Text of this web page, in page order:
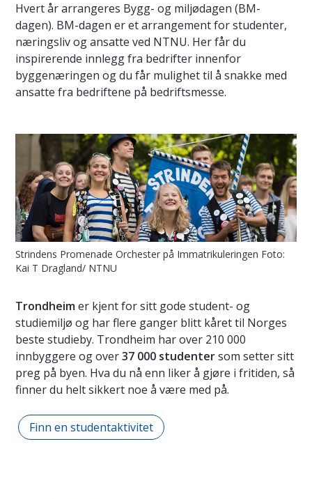
Hvert år arrangeres Bygg- og miljødagen (BM-
dagen). BM-dagen er et arrangement for studenter,
næringsliv og ansatte ved NTNU. Her får du
inspirerende innlegg fra bedrifter innenfor
byggenæringen og du får mulighet til å snakke med
ansatte fra bedriftene på bedriftsmesse.
Strindens Promenade Orchester på Immatrikuleringen Foto:
Kai T Dragland/ NTNU
Trondheimer kjent for sitt gode student- og
studiemiljø og har flere ganger blitt kåret til Norges
beste studieby. Trondheim har over 210 000
innbyggere og over37 000 studentersom setter sitt
preg på byen. Hva du nå enn liker å gjøre i fritiden, så
finner du helt sikkert noe å være med på.
Finn en studentaktivitet